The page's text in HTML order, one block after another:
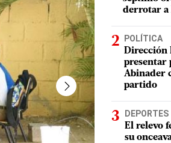
derrotar a
POLÍTICA
Dirección
presentar
Abinader
partido
DEPORTES
El relevo
su